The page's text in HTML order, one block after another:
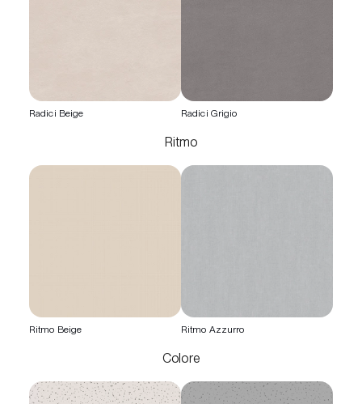
Radici Beige Radici Grigio
Ritmo
Ritmo Beige Ritmo Azzurro
Colore